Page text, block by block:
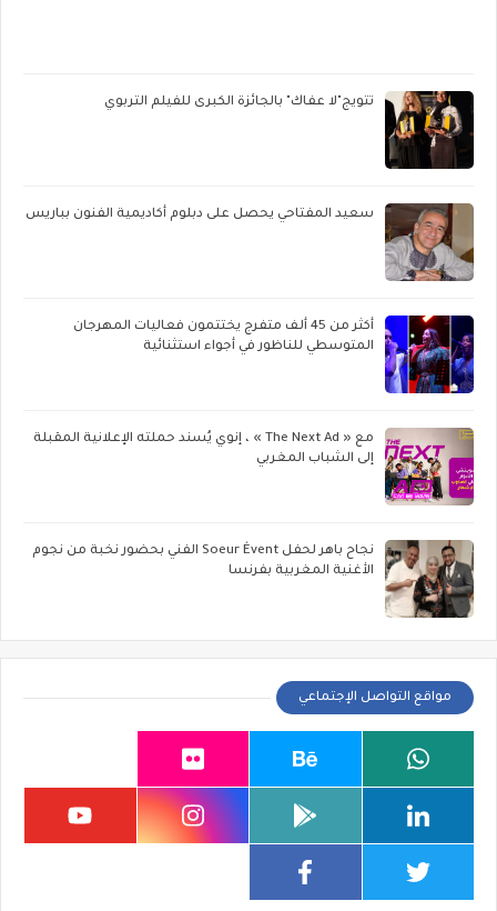
تتويج"لا عفاك" بالجائزة الكبرى للفيلم التربوي
سعيد المفتاحي يحصل على دبلوم أكاديمية الفنون بباريس
أكثر من 45 ألف متفرج يختتمون فعاليات المهرجان
المتوسطي للناظور في أجواء استثنائية
مع « The Next Ad » ، إنوي يُسند حملته الإعلانية المقبلة
إلى الشباب المغربي
نجاح باهر لحفل Soeur Évent الفني بحضور نخبة من نجوم
الأغنية المغربية بفرنسا
مواقع التواصل الإجتماعي